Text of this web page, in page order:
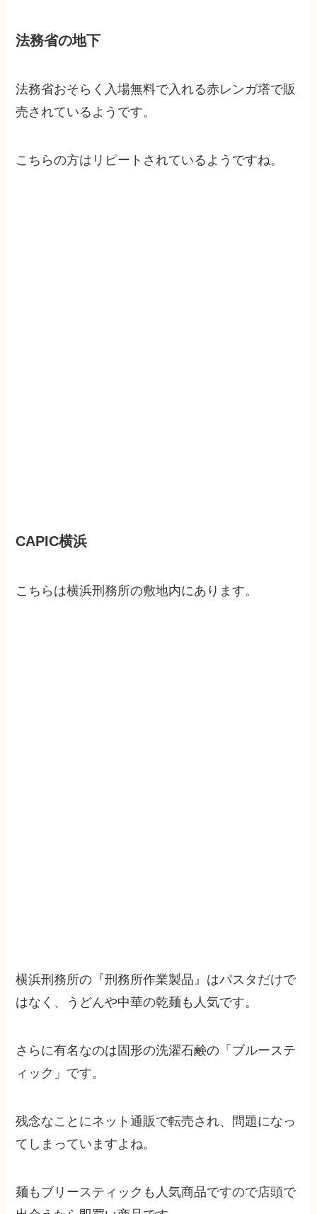
法務省の地下
法務省おそらく入場無料で入れる赤レンガ塔で販
売されているようです。
こちらの方はリピートされているようですね。
CAPIC横浜
こちらは横浜刑務所の敷地内にあります。
横浜刑務所の『刑務所作業製品』はパスタだけで
はなく、うどんや中華の乾麺も人気です。
さらに有名なのは固形の洗濯石鹸の「ブルーステ
ィック」です。
残念なことにネット通販で転売され、問題になっ
てしまっていますよね。
麺もブリースティックも人気商品ですので店頭で